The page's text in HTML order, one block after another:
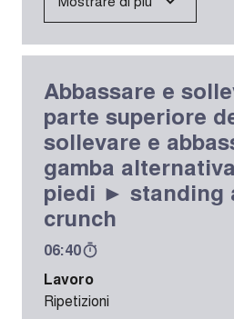
Abbassare e
parte superiore
sollevare e
gamba
piedi ► standing
crunch
06:40
Lavoro
Ripetizioni